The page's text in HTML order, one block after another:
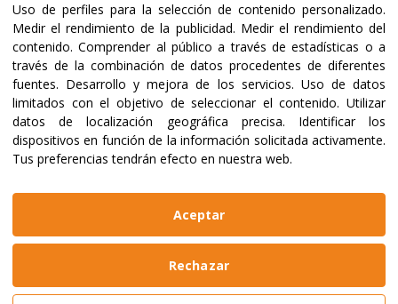
Manual de identidad
Web realizada porBikuma
Uso de perfiles para la selección de contenido personalizado.
Medir el rendimiento de la publicidad. Medir el rendimiento del
contenido.Comprender al público a través de estadísticas o a
través de la combinación de datos procedentes de diferentes
fuentes. Desarrollo y mejora de los servicios. Uso de datos
limitados con el objetivo de seleccionar el contenido. Utilizar
datos de localización geográfica precisa. Identificar los
dispositivos en función de la información solicitada activamente.
Tus preferencias tendrán efecto en nuestra web.
Rechazar
Aceptar
Aviso Legal